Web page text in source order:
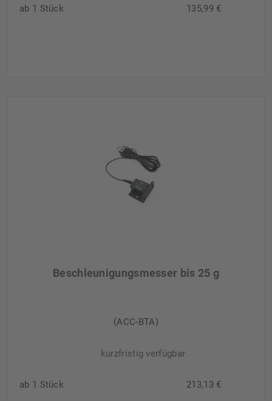
ab 1 Stück 135,99 €
Beschleunigungsmesser bis 25 g
(ACC-BTA)
kurzfristig verfügbar
ab 1 Stück 213,13 €